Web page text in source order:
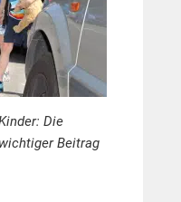
Die
Beitrag